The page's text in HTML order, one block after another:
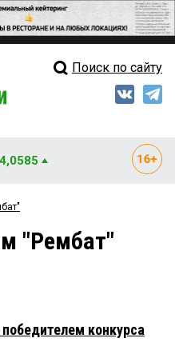
Свежий выпуск
Рейтинги
Поиск по сайту
"Рембат"
конкурса